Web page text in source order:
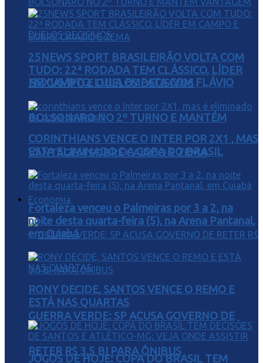
NEXUS/BTG: LULA EMPATA COM FLÁVIO
BOLSONARO NO 2º TURNO E MANTÉM
VANTAGEM SOBRE CAIADO E ZEMA
Economia
GUERRA VERDE: SP ACUSA GOVERNO DE
RETER R$ 3,5 BI PARA ÔNIBUS
25NEWS SPORT BRASILEIRÃO VOLTA COM
TUDO: 22ª RODADA TEM CLÁSSICO, LÍDER
EM CAMPO E DUELOS DECISIVOS
CORINTHIANS VENCE O INTER POR 2X1 , MAS
ESTA ELIMINADO DA COPA DO BRASIL
Fortaleza venceu o Palmeiras por 3 a 2, na
noite desta quarta-feira (5), na Arena Pantanal,
em Cuiabá
RONY DECIDE, SANTOS VENCE O REMO E
ESTÁ NAS QUARTAS
JOGOS DE HOJE: COPA DO BRASIL TEM